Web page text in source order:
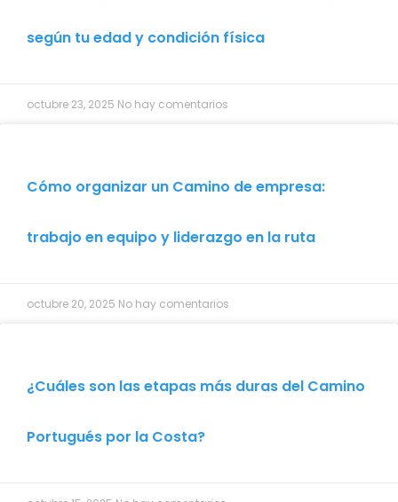
según tu edad y condición física
octubre 23, 2025 No hay comentarios
Cómo organizar un Camino de empresa:
trabajo en equipo y liderazgo en la ruta
octubre 20, 2025 No hay comentarios
¿Cuáles son las etapas más duras del Camino
Portugués por la Costa?